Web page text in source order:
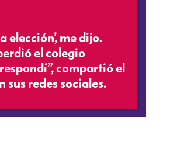
elección’, me dijo.
el colegio
compartió el
sus redes sociales.